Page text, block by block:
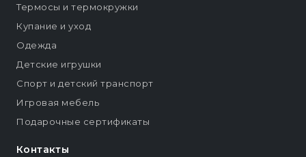
Контакты
Термосы и термокружки
Купание и уход
Одежда
Детские игрушки
Спорт и детский транспорт
Игровая мебель
Подарочные сертификаты